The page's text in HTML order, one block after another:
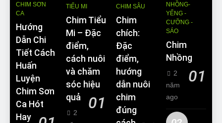
CHIM SƠN
CA
Hướng
Dẫn Chi
Tiết Cách
Huấn
Luyện
Chim Sơn
Ca Hót
Hay
TIỂU MI
Chim Tiểu
Mi – Đặc
điểm,
cách nuôi
và chăm
sóc hiệu
quả
01
2
CHIM SÂU
Chim
chích:
Đặc
điểm,
hướng
dẫn nuôi
chim
đúng
NHỒNG-
YỂNG -
CƯỠNG -
SÁO
Chim
Nhồng
01
2
năm
ago